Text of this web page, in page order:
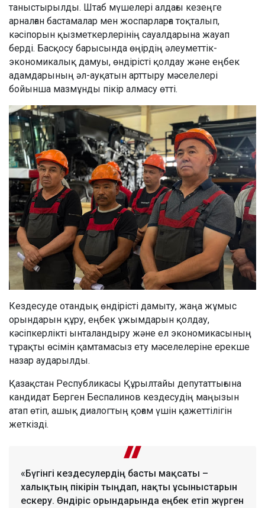
таныстырылды. Штаб мүшелері алдағы кезеңге
арналған бастамалар мен жоспарларға тоқталып,
кәсіпорын қызметкерлерінің сауалдарына жауап
берді. Басқосу барысында өңірдің әлеуметтік-
экономикалық дамуы, өндірісті қолдау және еңбек
адамдарының әл-ауқатын арттыру мәселелері
бойынша мазмұнды пікір алмасу өтті.
Кездесуде отандық өндірісті дамыту, жаңа жұмыс
орындарын құру, еңбек ұжымдарын қолдау,
кәсіпкерлікті ынталандыру және ел экономикасының
тұрақты өсімін қамтамасыз ету мәселелеріне ерекше
назар аударылды.
Қазақстан Республикасы Құрылтайы депутаттығына
кандидат Берген Беспалинов кездесудің маңызын
атап өтіп, ашық диалогтың қоғам үшін қажеттілігін
жеткізді.
«Бүгінгі кездесулердің басты мақсаты –
халықтың пікірін тыңдап, нақты ұсыныстарын
ескеру. Өндіріс орындарында еңбек етіп жүрген